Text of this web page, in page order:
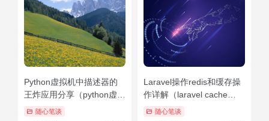
Python虚拟机中描述器的
王炸应用分享（python虚拟
环境安装第三方库）原创
随心笔谈
Laravel操作redis和缓存操
作详解（laravel cache
remember 并发）干货分享
随心笔谈